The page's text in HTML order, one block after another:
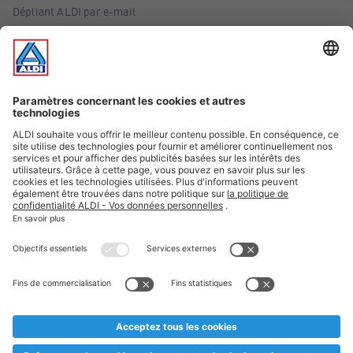
Dépliant ALDI par e-mail
Offres
Infos essentielles
Suivez ALDI Belgique
Textes marqués d'un astérisque et mentions légales
* Nous vendons ces articles temporairement et jusqu'à
au cas où, malgré le planning bien étudié, nous serions
prématurément en rupture de stock. Prix Recupel et TVA incl.
** Sur ce site, l’utilisation de la forme masculine a été adoptée